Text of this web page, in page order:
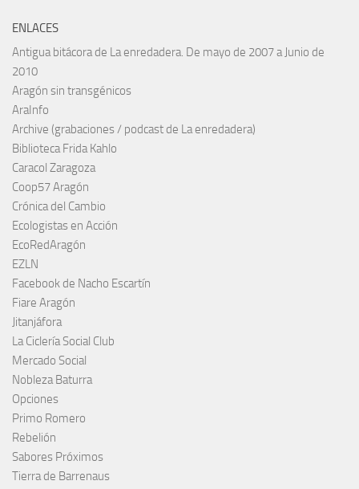
ENLACES
Antigua bitácora de La enredadera. De mayo de 2007 a Junio de
2010
Aragón sin transgénicos
AraInfo
Archive (grabaciones / podcast de La enredadera)
Biblioteca Frida Kahlo
Caracol Zaragoza
Coop57 Aragón
Crónica del Cambio
Ecologistas en Acción
EcoRedAragón
EZLN
Facebook de Nacho Escartín
Fiare Aragón
Jitanjáfora
La Ciclería Social Club
Mercado Social
Nobleza Baturra
Opciones
Primo Romero
Rebelión
Sabores Próximos
Tierra de Barrenaus